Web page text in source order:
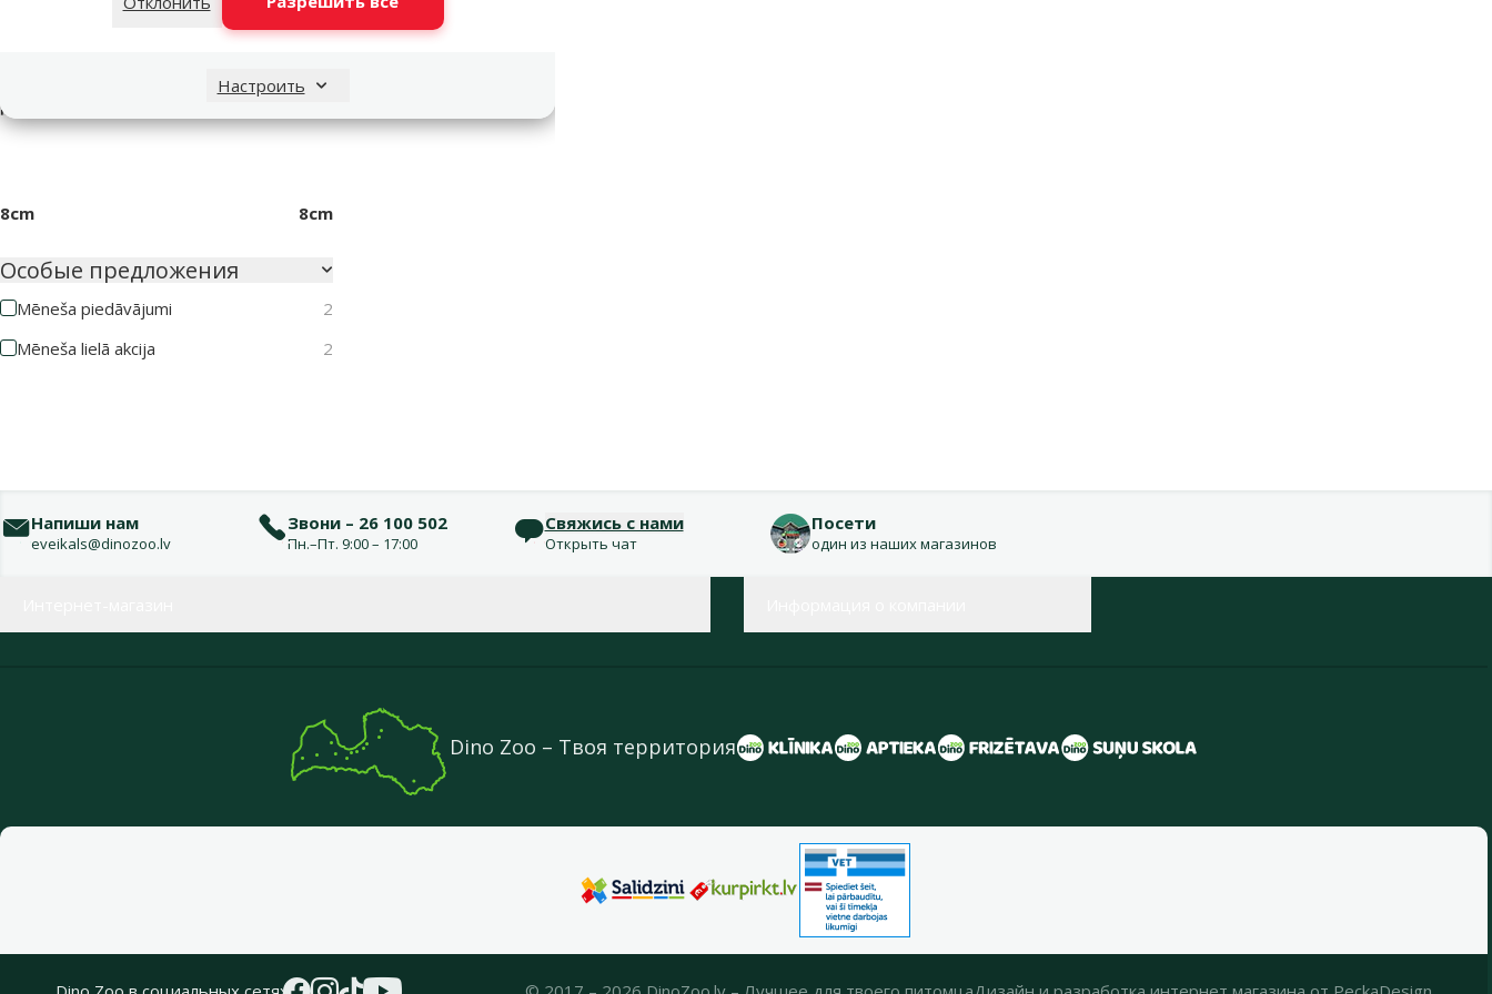
Настроить
Диаметр
8cm 8cm
Особые предложения
Mēneša piedāvājumi
2
Mēneša lielā akcija
2
Напиши нам
eveikals@dinozoo.lv
Звони – 26 100 502
Пн.–Пт. 9:00 – 17:00
Свяжись с нами
Открыть чат
Посети
один из наших магазинов
Dino Zoo – Твоя территория